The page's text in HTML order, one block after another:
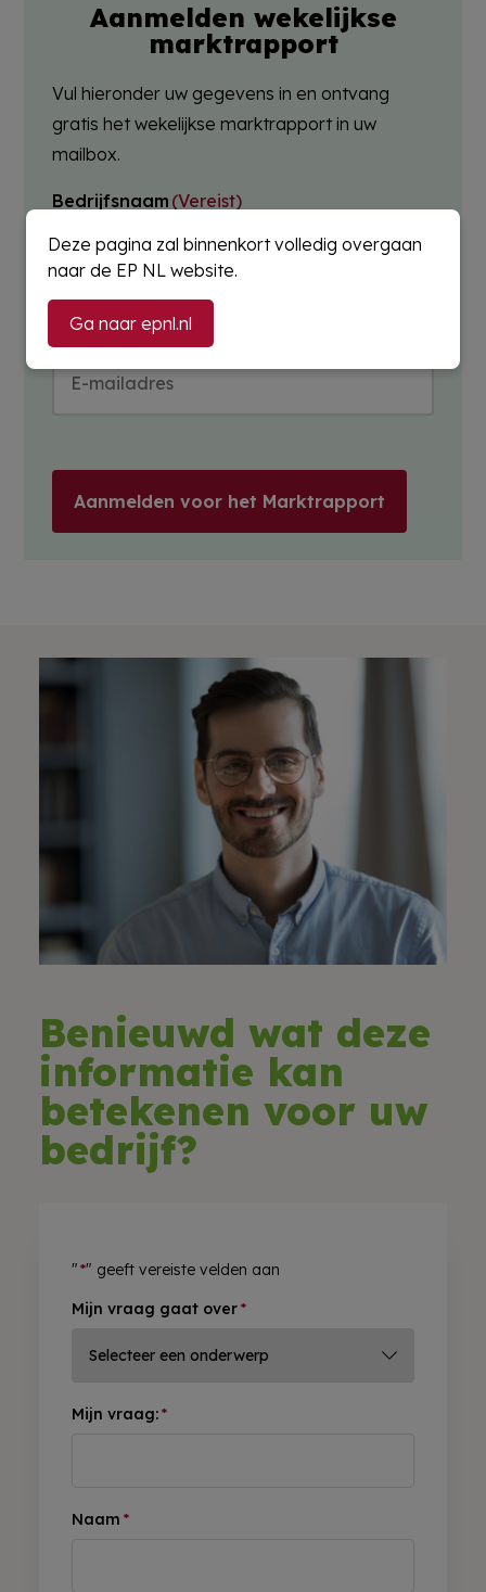
Aanmelden wekelijkse
marktrapport
Vul hieronder uw gegevens in en ontvang
gratis het wekelijkse marktrapport in uw
mailbox.
Bedrijfsnaam (Vereist)
E-mailadres(Vereist)
Aanmelden voor het Marktrapport
Benieuwd wat deze
informatie kan
betekenen voor uw
bedrijf?
"*" geeft vereiste velden aan
Mijn vraag gaat over*
Mijn vraag:*
Naam *
Deze pagina zal binnenkort volledig overgaan
naar de EP NL website.
Ga naar epnl.nl